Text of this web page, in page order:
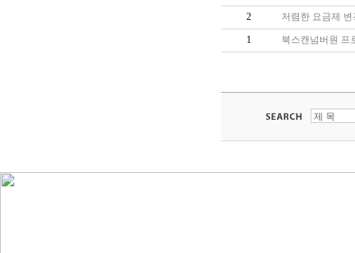
2 저렴한 요금제
1 북스캔넘버원 프